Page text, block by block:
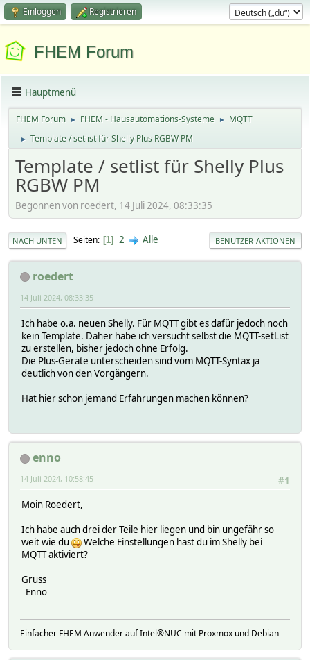
Einloggen Registrieren
FHEM Forum
Hauptmenü
FHEM Forum ► FHEM - Hausautomations-Systeme ► MQTT
► Template / setlist für Shelly Plus RGBW PM
Template / setlist für Shelly Plus
RGBW PM
Begonnen von roedert, 14 Juli 2024, 08:33:35
NACH UNTEN Seiten 1 2 Alle BENUTZER-AKTIONEN
roedert
14 Juli 2024, 08:33:35
Ich habe o.a. neuen Shelly. Für MQTT gibt es dafür jedoch noch
kein Template. Daher habe ich versucht selbst die MQTT-setList
zu erstellen, bisher jedoch ohne Erfolg.
Die Plus-Geräte unterscheiden sind vom MQTT-Syntax ja
deutlich von den Vorgängern.
Hat hier schon jemand Erfahrungen machen können?
enno
#1
14 Juli 2024, 10:58:45
Moin Roedert,
Ich habe auch drei der Teile hier liegen und bin ungefähr so
weit wie du
Welche Einstellungen hast du im Shelly bei
MQTT aktiviert?
Gruss
Enno
Einfacher FHEM Anwender auf Intel®NUC mit Proxmox und Debian